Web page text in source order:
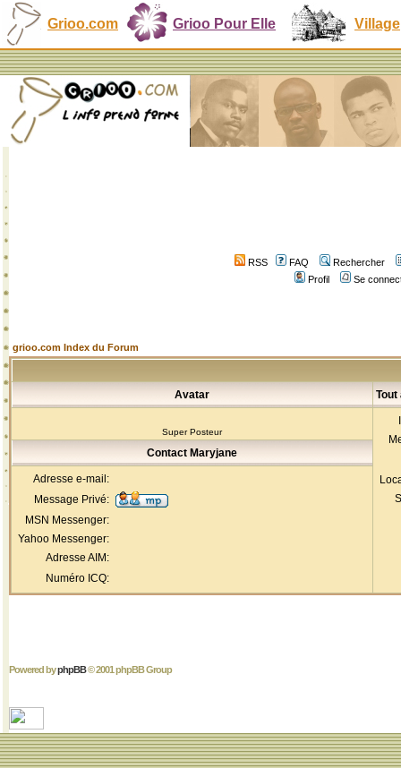
Grioo.com Grioo Pour Elle Village
RSS FAQ
Rechercher
Profil
Se
grioo.com Index du Forum
Avatar Tout
Super Posteur
Contact Maryjane
Adresse e-mail:
Message Privé:
MSN Messenger:
Yahoo Messenger:
Adresse AIM:
Numéro ICQ:
Powered byphpBB© 2001 phpBB Group